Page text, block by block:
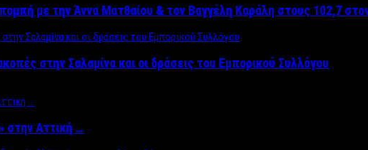
με την Άννα Ματθαίου & τον Βαγγέλη Καράλη στους 102,7
στην Σαλαμίνα και οι δράσεις του Εμπορικού Συλλόγου
στην Αττική …